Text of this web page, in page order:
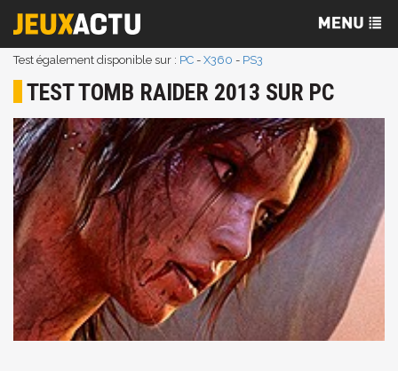
Test également disponible sur : PC - X360 - PS3
TEST TOMB RAIDER 2013 SUR PC